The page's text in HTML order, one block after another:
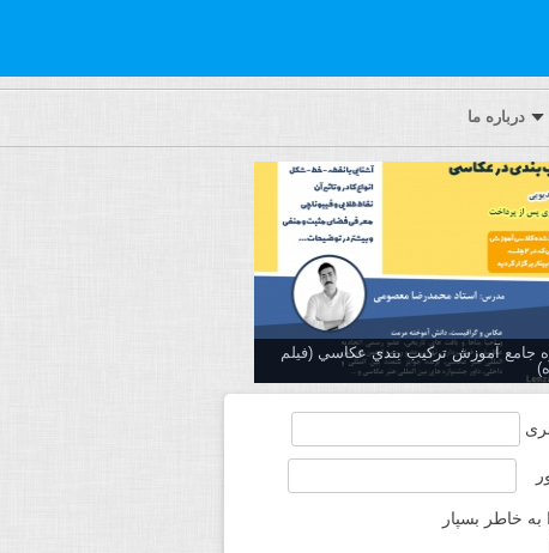
درباره ما
جامع آموزش تركيب بندي عكاسي (فیلم
به خاطر بسپار